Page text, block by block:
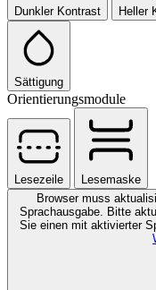
Dunkler Kontrast Heller
Sättigung
Orientierungsmodule
Lesezeile
Lesemaske
Browser muss
Sprachausgabe. Bitte
Sie einen mit aktivierter